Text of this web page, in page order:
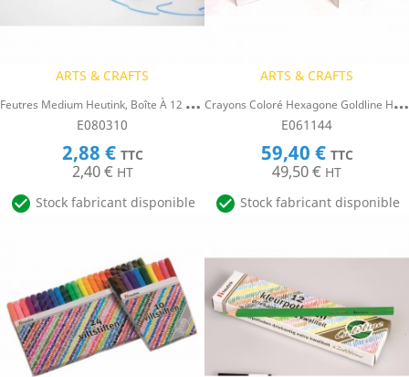
ARTS & CRAFTS
F
Eutres Medium Heutink, Boîte À 12 Couleurs
E080310
2,88 € TTC
2,40 € HT
 Stock fabricant disponible
ARTS & CRAFTS
C
Rayons Coloré Hexagone Goldline Heutink, Boîte De 288 Crayons
E061144
59,40 € TTC
49,50 € HT
 Stock fabricant disponible